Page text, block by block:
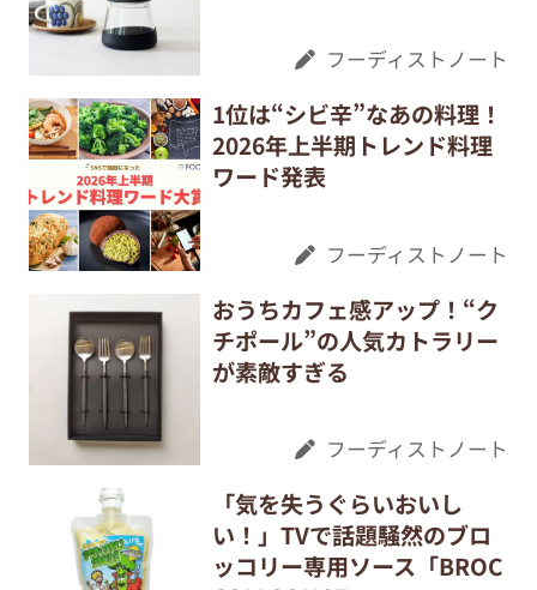
フーディストノート
1位は“シビ辛”なあの料理！
2026年上半期トレンド料理
ワード発表
フーディストノート
おうちカフェ感アップ！“ク
チポール”の人気カトラリー
が素敵すぎる
フーディストノート
「気を失うぐらいおいし
い！」TVで話題騒然のブロ
ッコリー専用ソース「BROC